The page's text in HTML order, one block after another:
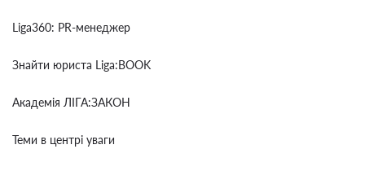
Liga360: PR-менеджер
Знайти юриста Liga:BOOK
Академія ЛІГА:ЗАКОН
Теми в центрі уваги